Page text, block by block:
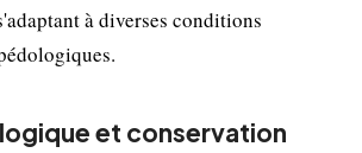
à diverses conditions
et conservation